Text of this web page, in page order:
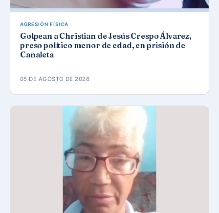
AGRESIÓN FÍSICA
Golpean a Christian de Jesús Crespo Álvarez,
preso político menor de edad, en prisión de
Canaleta
05 DE AGOSTO DE 2026